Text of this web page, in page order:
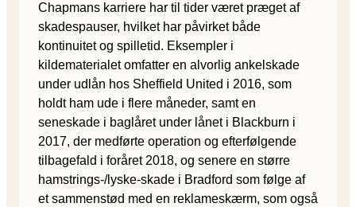
Chapmans karriere har til tider været præget af
skadespauser, hvilket har påvirket både
kontinuitet og spilletid. Eksempler i
kildematerialet omfatter en alvorlig ankelskade
under udlån hos Sheffield United i 2016, som
holdt ham ude i flere måneder, samt en
seneskade i baglåret under lånet i Blackburn i
2017, der medførte operation og efterfølgende
tilbagefald i foråret 2018, og senere en større
hamstrings-/lyske-skade i Bradford som følge af
et sammenstød med en reklameskærm, som også